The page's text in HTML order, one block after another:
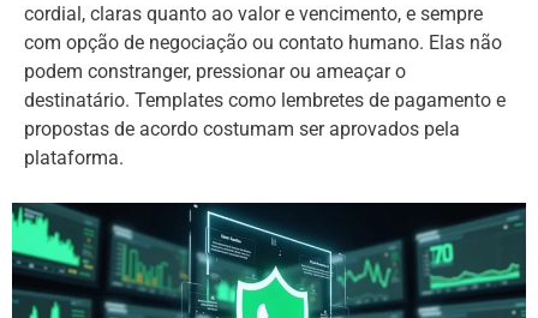
cordial, claras quanto ao valor e vencimento, e sempre
com opção de negociação ou contato humano. Elas não
podem constranger, pressionar ou ameaçar o
destinatário. Templates como lembretes de pagamento e
propostas de acordo costumam ser aprovados pela
plataforma.